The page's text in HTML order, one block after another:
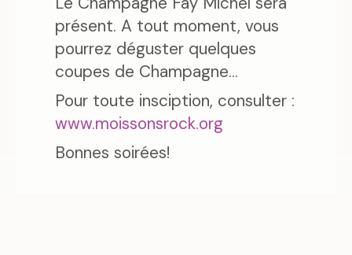
présent. A tout moment, vous
pourrez déguster quelques
coupes de Champagne...
Pour toute insciption, consulter :
www.moissonsrock.org
Bonnes soirées!